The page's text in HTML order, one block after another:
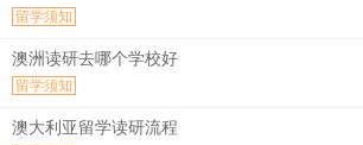
留学须知
澳洲读研去哪个学校好
留学须知
澳大利亚留学读研流程